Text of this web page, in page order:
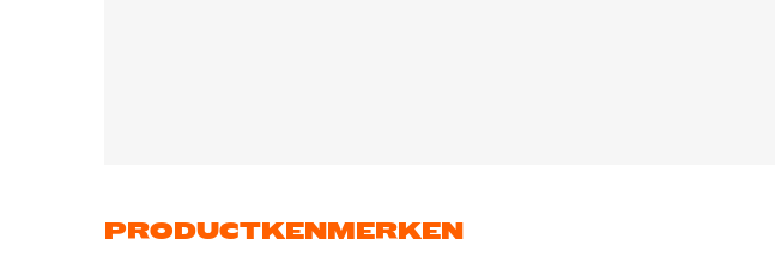
PRODUCTKENMERKEN